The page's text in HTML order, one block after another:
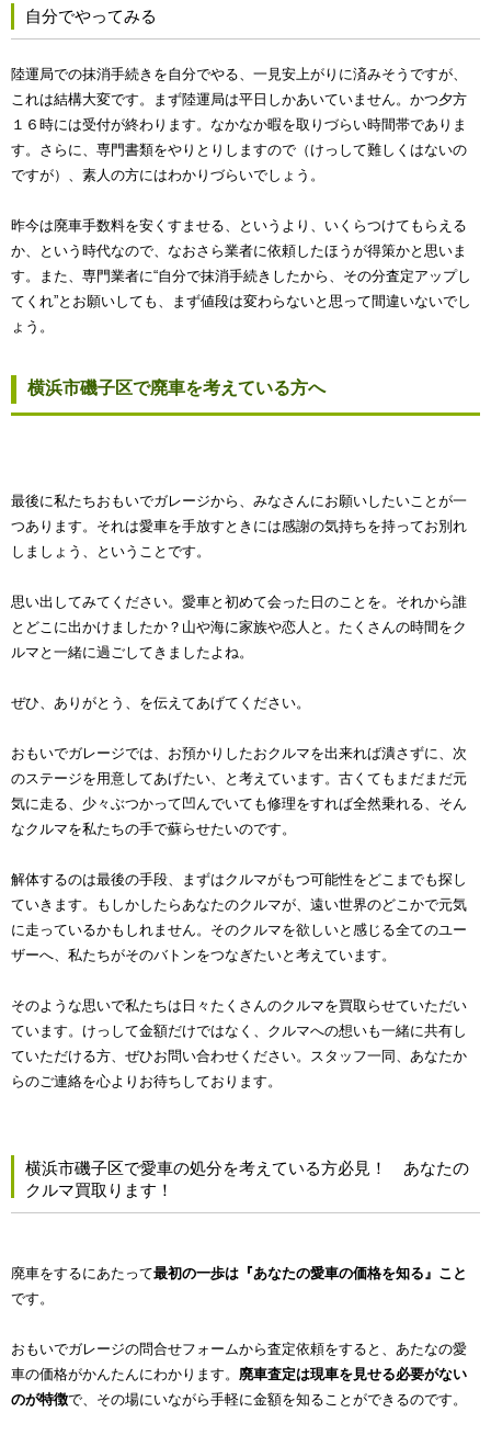
自分でやってみる
陸運局での抹消手続きを自分でやる、一見安上がりに済みそうですが、
これは結構大変です。まず陸運局は平日しかあいていません。かつ夕方
１６時には受付が終わります。なかなか暇を取りづらい時間帯でありま
す。さらに、専門書類をやりとりしますので（けっして難しくはないの
ですが）、素人の方にはわかりづらいでしょう。
昨今は廃車手数料を安くすませる、というより、いくらつけてもらえる
か、という時代なので、なおさら業者に依頼したほうが得策かと思いま
す。また、専門業者に“自分で抹消手続きしたから、その分査定アップし
てくれ”とお願いしても、まず値段は変わらないと思って間違いないでし
ょう。
横浜市磯子区で廃車を考えている方へ
最後に私たちおもいでガレージから、みなさんにお願いしたいことが一
つあります。それは愛車を手放すときには感謝の気持ちを持ってお別れ
しましょう、ということです。
思い出してみてください。愛車と初めて会った日のことを。それから誰
とどこに出かけましたか？山や海に家族や恋人と。たくさんの時間をク
ルマと一緒に過ごしてきましたよね。
ぜひ、ありがとう、を伝えてあげてください。
おもいでガレージでは、お預かりしたおクルマを出来れば潰さずに、次
のステージを用意してあげたい、と考えています。古くてもまだまだ元
気に走る、少々ぶつかって凹んでいても修理をすれば全然乗れる、そん
なクルマを私たちの手で蘇らせたいのです。
解体するのは最後の手段、まずはクルマがもつ可能性をどこまでも探し
ていきます。もしかしたらあなたのクルマが、遠い世界のどこかで元気
に走っているかもしれません。そのクルマを欲しいと感じる全てのユー
ザーへ、私たちがそのバトンをつなぎたいと考えています。
そのような思いで私たちは日々たくさんのクルマを買取らせていただい
ています。けっして金額だけではなく、クルマへの想いも一緒に共有し
ていただける方、ぜひお問い合わせください。スタッフ一同、あなたか
らのご連絡を心よりお待ちしております。
横浜市磯子区で愛車の処分を考えている方必見！ あなたの
クルマ買取ります！
廃車をするにあたって最初の一歩は『あなたの愛車の価格を知る』こと
です。
おもいでガレージの問合せフォームから査定依頼をすると、あたなの愛
車の価格がかんたんにわかります。 廃車査定は現車を見せる必要がない
のが特徴で、その場にいながら手軽に金額を知ることができるのです。